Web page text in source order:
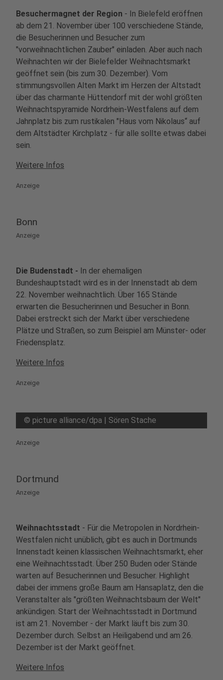
4
Weihnachtsstadt Dortmund
Hansaplatz
5
Weihnachtsmärkte in Düsseldorf
Königsallee
40215 Düsseldorf
Mittelalterlicher Weihnachtsmarkt Essen
Weihnachtsmarkt Rüttenscheid
8
Weihnachtsmärkte in Münster
9
Markt der Engel
Neumarkt
50667 Köln
10
Heumarkt und Alter Markt
Weihnachtsmarkt am Kölner Dom
Roncalliplatz
Markt, 40822 Mettmann
Marktplatz
59065 Hamm
14
Märchenhafter Weihnachtsmarkt Arfeld
Am Kirchweg 2
57319 Bad Berleburg
15
Duisburger Weihnachtsmarkt Innenstadt
Königstraße 4-44
Besuchermagnet der Region - In Bielefeld eröffnen
ab dem 21. November über 100 verschiedene Stände,
die Besucherinnen und Besucher zum
"vorweihnachtlichen Zauber" einladen. Aber auch nach
Weihnachten wir der Bielefelder Weihnachtsmarkt
geöffnet sein (bis zum 30. Dezember). Vom
stimmungsvollen Alten Markt im Herzen der Altstadt
über das charmante Hüttendorf mit der wohl größten
Weihnachtspyramide Nordrhein-Westfalens auf dem
Jahnplatz bis zum rustikalen "Haus vom Nikolaus“ auf
dem Altstädter Kirchplatz - für alle sollte etwas dabei
sein.
Weitere Infos
Anzeige
Bonn
Anzeige
Die Budenstadt - In der ehemaligen
Bundeshauptstadt wird es in der Innenstadt ab dem
22. November weihnachtlich. Über 165 Stände
erwarten die Besucherinnen und Besucher in Bonn.
Dabei erstreckt sich der Markt über verschiedene
Plätze und Straßen, so zum Beispiel am Münster- oder
Friedensplatz.
Weitere Infos
Anzeige
© picture alliance/dpa | Sören Stache
Anzeige
Dortmund
Anzeige
Weihnachtsstadt - Für die Metropolen in Nordrhein-
Westfalen nicht unüblich, gibt es auch in Dortmunds
Innenstadt keinen klassischen Weihnachtsmarkt, eher
eine Weihnachtsstadt. Über 250 Buden oder Stände
warten auf Besucherinnen und Besucher. Highlight
dabei der immens große Baum am Hansaplatz, den die
Veranstalter als "größten Weihnachtsbaum der Welt"
ankündigen. Start der Weihnachtsstadt in Dortmund
ist am 21. November - der Markt läuft bis zum 30.
Dezember durch. Selbst an Heiligabend und am 26.
Dezember ist der Markt geöffnet.
Weitere Infos